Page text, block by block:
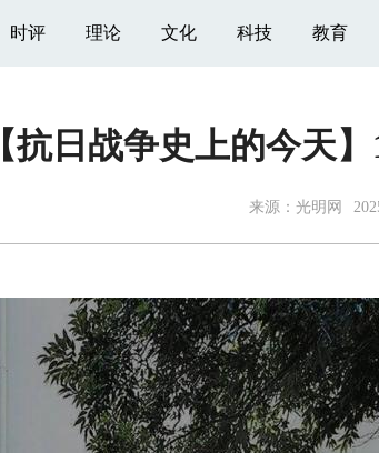
时评 理论 文化 科技 教育
【抗日战争史上的今天
来源： 光明网